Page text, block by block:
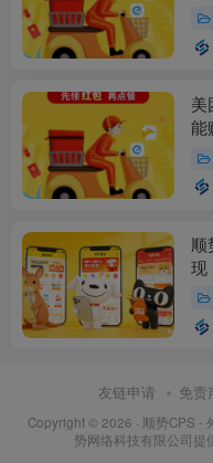
美
能
现
友链申请 免责
Copyright © 2026 · 顺势CPS -
势网络科技有限公司提